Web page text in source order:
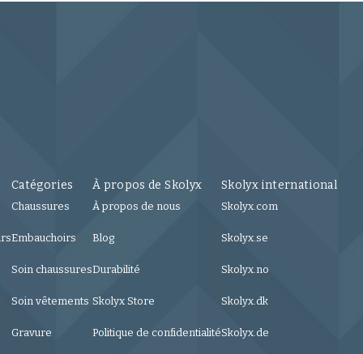
Catégories
Chaussures
Embauchoirs
Soin chaussures
Soin vêtements
Gravure
À propos de Skolyx
À propos de nous
Blog
Durabilité
Skolyx Store
Politique de confidentialité
Skolyx international
Skolyx.com
Skolyx.se
Skolyx.no
Skolyx.dk
Skolyx.de